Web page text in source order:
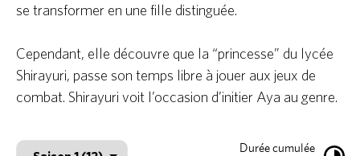
se transformer en une fille distinguée.
Cependant, elle découvre que la “princesse” du lycée
Shirayuri, passe son temps libre à jouer aux jeux de
combat. Shirayuri voit l’occasion d’initier Aya au genre.
Durée cumulée